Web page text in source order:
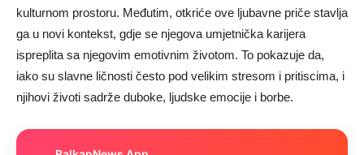
kulturnom prostoru. Međutim, otkriće ove ljubavne priče stavlja
ga u novi kontekst, gdje se njegova umjetnička karijera
ispreplita sa njegovim emotivnim životom. To pokazuje da,
iako su slavne ličnosti često pod velikim stresom i pritiscima, i
njihovi životi sadrže duboke, ljudske emocije i borbe.